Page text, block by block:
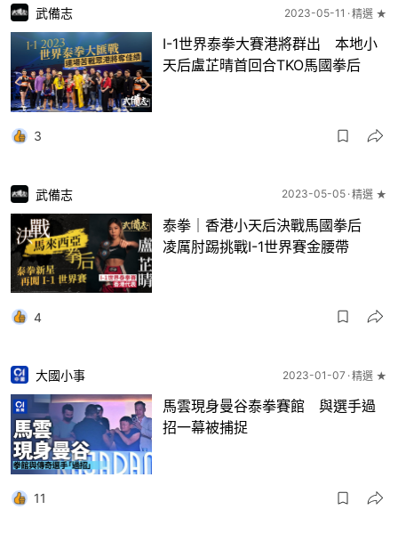
武備志 2023-05-11 精選 ★
I-1世界泰拳大賽港將群出 本地小
天后盧芷晴首回合TKO馬國拳后
3
武備志 2023-05-05 精選 ★
泰拳｜香港小天后決戰馬國拳后
凌厲肘踢挑戰I-1世界賽金腰帶
4
大國小事 2023-01-07 精選 ★
馬雲現身曼谷泰拳賽館 與選手過
招一幕被捕捉
11